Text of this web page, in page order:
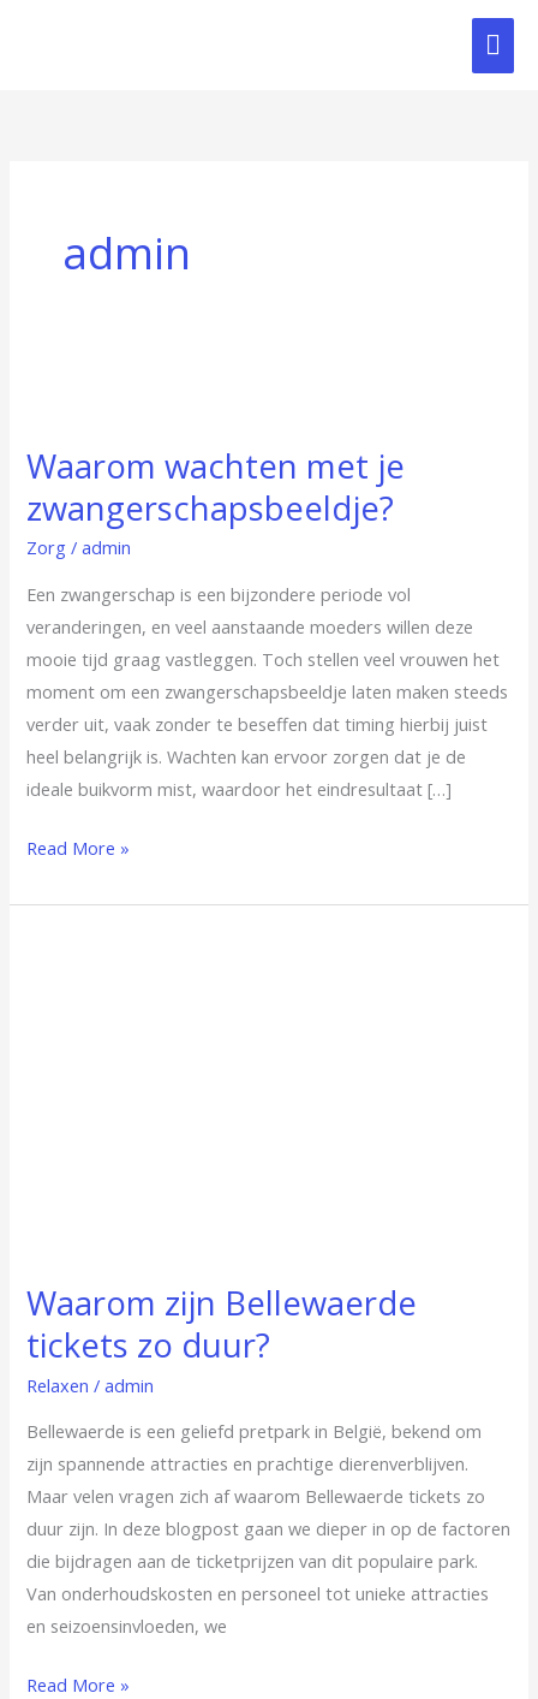
admin
Waarom wachten met je
zwangerschapsbeeldje?
Zorg /admin
Een zwangerschap is een bijzondere periode vol
veranderingen, en veel aanstaande moeders willen deze
mooie tijd graag vastleggen. Toch stellen veel vrouwen het
moment om een zwangerschapsbeeldje laten maken steeds
verder uit, vaak zonder te beseffen dat timing hierbij juist
heel belangrijk is. Wachten kan ervoor zorgen dat je de
ideale buikvorm mist, waardoor het eindresultaat […]
Waarom
met
je
zwangerschapsbeeldje?
Read More »
Waarom zijn Bellewaerde
tickets zo duur?
Relaxen /admin
Bellewaerde is een geliefd pretpark in België, bekend om
zijn spannende attracties en prachtige dierenverblijven.
Maar velen vragen zich af waarom Bellewaerde tickets zo
duur zijn. In deze blogpost gaan we dieper in op de factoren
die bijdragen aan de ticketprijzen van dit populaire park.
Van onderhoudskosten en personeel tot unieke attracties
en seizoensinvloeden, we
Read More »